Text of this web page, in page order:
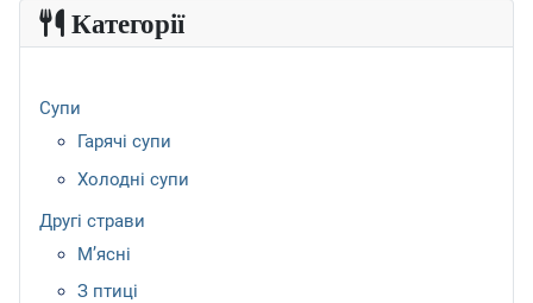
Категорії
Супи
Гарячі супи
Холодні супи
Другі страви
М’ясні
З птиці